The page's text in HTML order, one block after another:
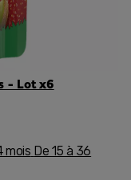
- Lot x6
mois De 15 à 36